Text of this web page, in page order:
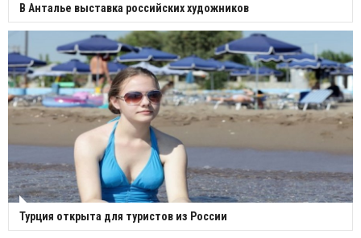
В Анталье выставка российских художников
Турция открыта для туристов из России